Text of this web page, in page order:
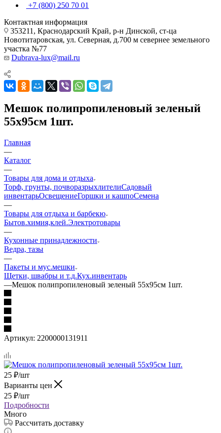
+7 (800) 250 70 01
Контактная информация
353211, Краснодарский Край, р-н Динской, ст-ца
Новотитаровская, ул. Северная, д.700 м севернее земельного
участка №77
Dubrava-lux@mail.ru
Мешок полипропиленовый зеленый
55х95см 1шт.
Главная
—
Каталог
—
Товары для дома и отдыха
Торф, грунты, почворазрыхлителиСадовый
инвентарьОсвещениеГоршки и кашпоСемена
—
Товары для отдыха и барбекю
Бытов.химия,клей.Электротовары
—
Кухонные принадлежности
Ведра, тазы
—
Пакеты и мус.мешки
Щетки, швабры и т.д.Кух.инвентарь
—Мешок полипропиленовый зеленый 55х95см 1шт.
Артикул: 2200000131911
25 ₽/шт
Варианты цен
25 ₽/шт
Подробности
Много
Рассчитать доставку